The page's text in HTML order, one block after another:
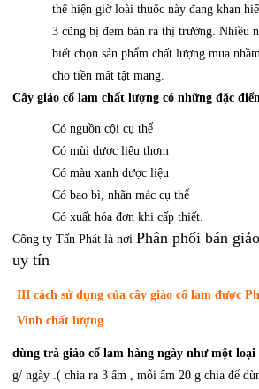
thế hiện giờ loài thuốc này đang khan
3 cũng bị đem bán ra thị trường. Nhiều
biết chọn sản phẩm chất lượng mua
cho tiền mất tật mang.
Cây giảo cổ lam chất lượng có những đặc
Có nguồn cội cụ thể
Có mùi dược liệu thơm
Có màu xanh dược liệu
Có bao bì, nhãn mác cụ thể
Có xuất hóa đơn khi cấp thiết.
Công ty Tấn Phát là nơi Phân phối bán
uy tín
III cách sử dụng của cây giảo cổ lam được
Vinh chất lượng
dùng trà giảo cổ lam hàng ngày như một
g/ ngày .( chia ra 3 ấm , mỗi ấm 20 g chia để